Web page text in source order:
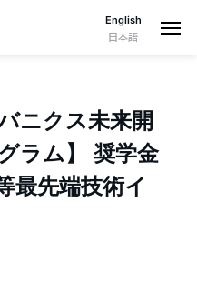
English
日本語
ニクス未来開
ラム】 奨学金
最先端技術イ